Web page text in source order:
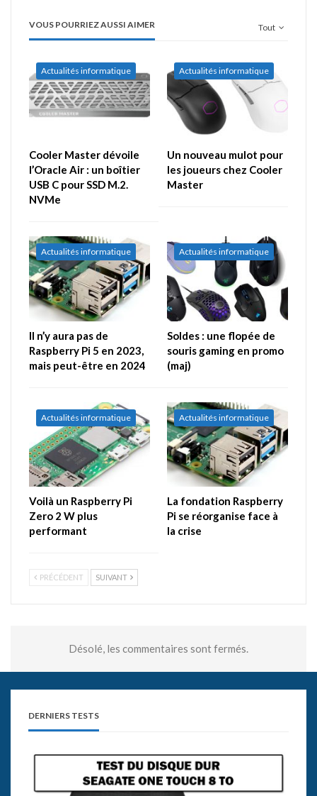
Tout
VOUS POURRIEZ AUSSI AIMER
Actualités informatique
Cooler Master dévoile
l’Oracle Air : un boîtier
USB C pour SSD M.2.
NVMe
Actualités informatique
Un nouveau mulot pour
les joueurs chez Cooler
Master
Actualités informatique
Il n’y aura pas de
Raspberry Pi 5 en 2023,
mais peut-être en 2024
Actualités informatique
Soldes : une flopée de
souris gaming en promo
(maj)
Actualités informatique
Voilà un Raspberry Pi
Zero 2 W plus
performant
Actualités informatique
La fondation Raspberry
Pi se réorganise face à
la crise
PRÉCÉDENT SUIVANT
Désolé, les commentaires sont fermés.
DERNIERS TESTS